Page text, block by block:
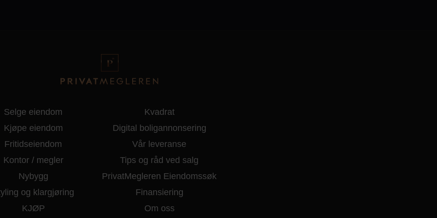
Selge eiendom
Kjøpe eiendom
Fritidseiendom
Kontor / megler
Nybygg
og klargjøring
KJØP
Kvadrat
Digital boligannonsering
Vår leveranse
Tips og råd ved salg
PrivatMegleren Eiendomssøk
Finansiering
Om oss